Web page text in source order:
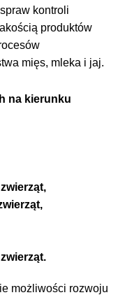
kontroli
produktów
mięs, mleka i jaj.
na kierunku
możliwości rozwoju